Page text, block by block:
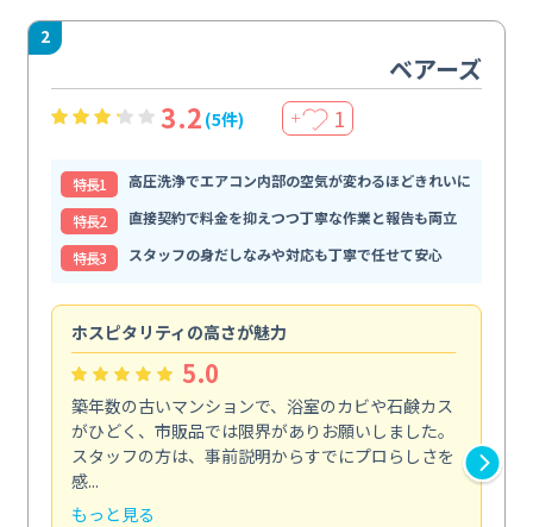
2
ベアーズ
3.2 (5件) ＋ 1
特⻑1
高圧洗浄でエアコン内部の空気が変わるほどきれいに
特⻑2
直接契約で料金を抑えつつ丁寧な作業と報告も両立
特⻑3
スタッフの身だしなみや対応も丁寧で任せて安心
ホスピタリティの高さが魅力
5.0
築年数の古いマンションで、浴室のカビや石鹸カス
がひどく、市販品では限界がありお願いしました。
スタッフの方は、事前説明からすでにプロらしさを
感...
もっと見る